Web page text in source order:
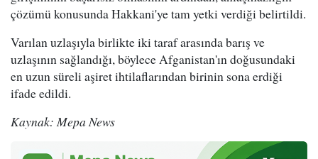
çözümü konusunda Hakkani'ye tam yetki verdiği belirtildi.
Varılan uzlaşıyla birlikte iki taraf arasında barış ve
uzlaşının sağlandığı, böylece Afganistan'ın doğusundaki
en uzun süreli aşiret ihtilaflarından birinin sona erdiği
ifade edildi.
Kaynak: Mepa News